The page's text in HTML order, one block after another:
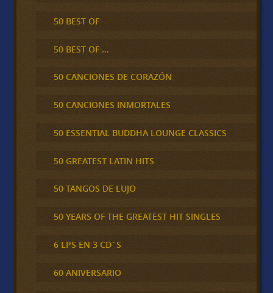
50 BEST OF
50 BEST OF …
50 CANCIONES DE CORAZÓN
50 CANCIONES INMORTALES
50 ESSENTIAL BUDDHA LOUNGE CLASSICS
50 GREATEST LATIN HITS
50 TANGOS DE LUJO
50 YEARS OF THE GREATEST HIT SINGLES
6 LPS EN 3 CD´S
60 ANIVERSARIO